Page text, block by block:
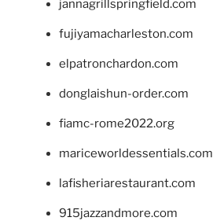
jannagrillspringfield.com
fujiyamacharleston.com
elpatronchardon.com
donglaishun-order.com
fiamc-rome2022.org
mariceworldessentials.com
lafisheriarestaurant.com
915jazzandmore.com